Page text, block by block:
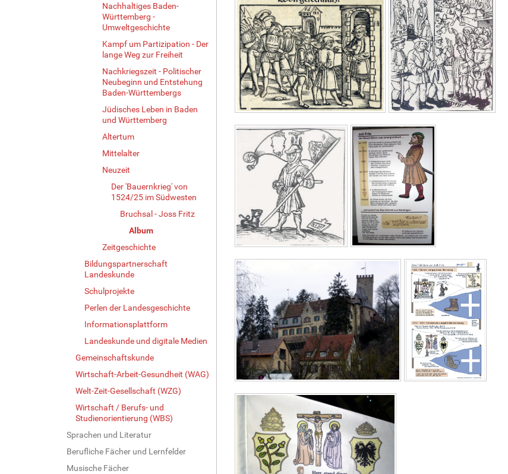
Nachhaltiges Baden-
Württemberg -
Umweltgeschichte
Kampf um Partizipation - Der
lange Weg zur Freiheit
Nachkriegszeit - Politischer
Neubeginn und Entstehung
Baden-Württembergs
Jüdisches Leben in Baden
und Württemberg
Altertum
Mittelalter
Neuzeit
Der 'Bauernkrieg' von
1524/25 im Südwesten
Bruchsal - Joss Fritz
Album
Zeitgeschichte
Bildungspartnerschaft
Landeskunde
Schulprojekte
Perlen der Landesgeschichte
Informationsplattform
Landeskunde und digitale Medien
Gemeinschaftskunde
Wirtschaft-Arbeit-Gesundheit (WAG)
Welt-Zeit-Gesellschaft (WZG)
Wirtschaft / Berufs- und
Studienorientierung (WBS)
Sprachen und Literatur
Berufliche Fächer und Lernfelder
Musische Fächer